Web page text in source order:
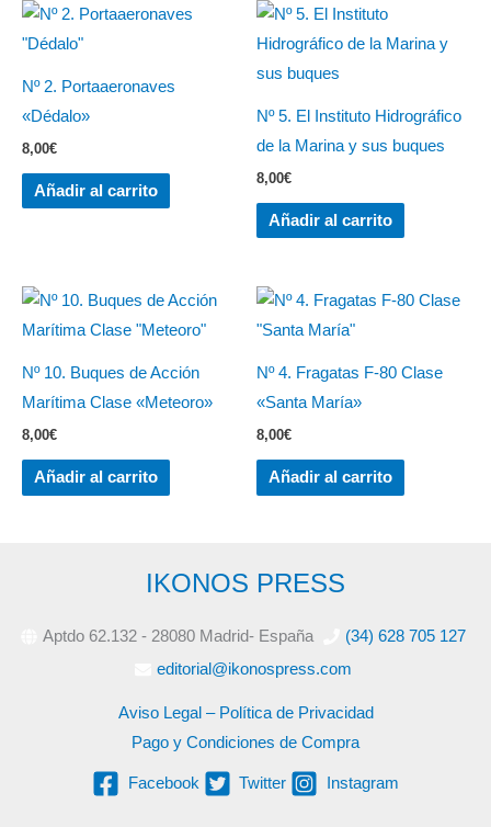
Nº 2. Portaaeronaves
«Dédalo»
8,00€
Añadir al carrito
Nº 5. El Instituto Hidrográfico
de la Marina y sus buques
8,00€
Añadir al carrito
Nº 10. Buques de Acción
Marítima Clase «Meteoro»
8,00€
Añadir al carrito
Nº 4. Fragatas F-80 Clase
«Santa María»
8,00€
Añadir al carrito
IKONOS PRESS
Aptdo 62.132 - 28080 Madrid- España
(34) 628 705 127
editorial@ikonospress.com
Aviso Legal – Política de Privacidad
Pago y Condiciones de Compra
Facebook Twitter Instagram